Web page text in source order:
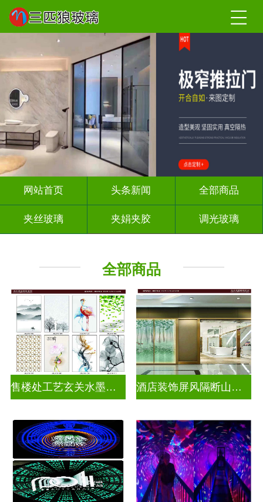
网站首页 头条新闻 全部商品
夹丝玻璃 夹娟夹胶 调光玻璃
其它玻璃
全部商品
售楼处工艺玄关水墨山水画玻璃 酒店装饰屏风隔断山水画玻璃